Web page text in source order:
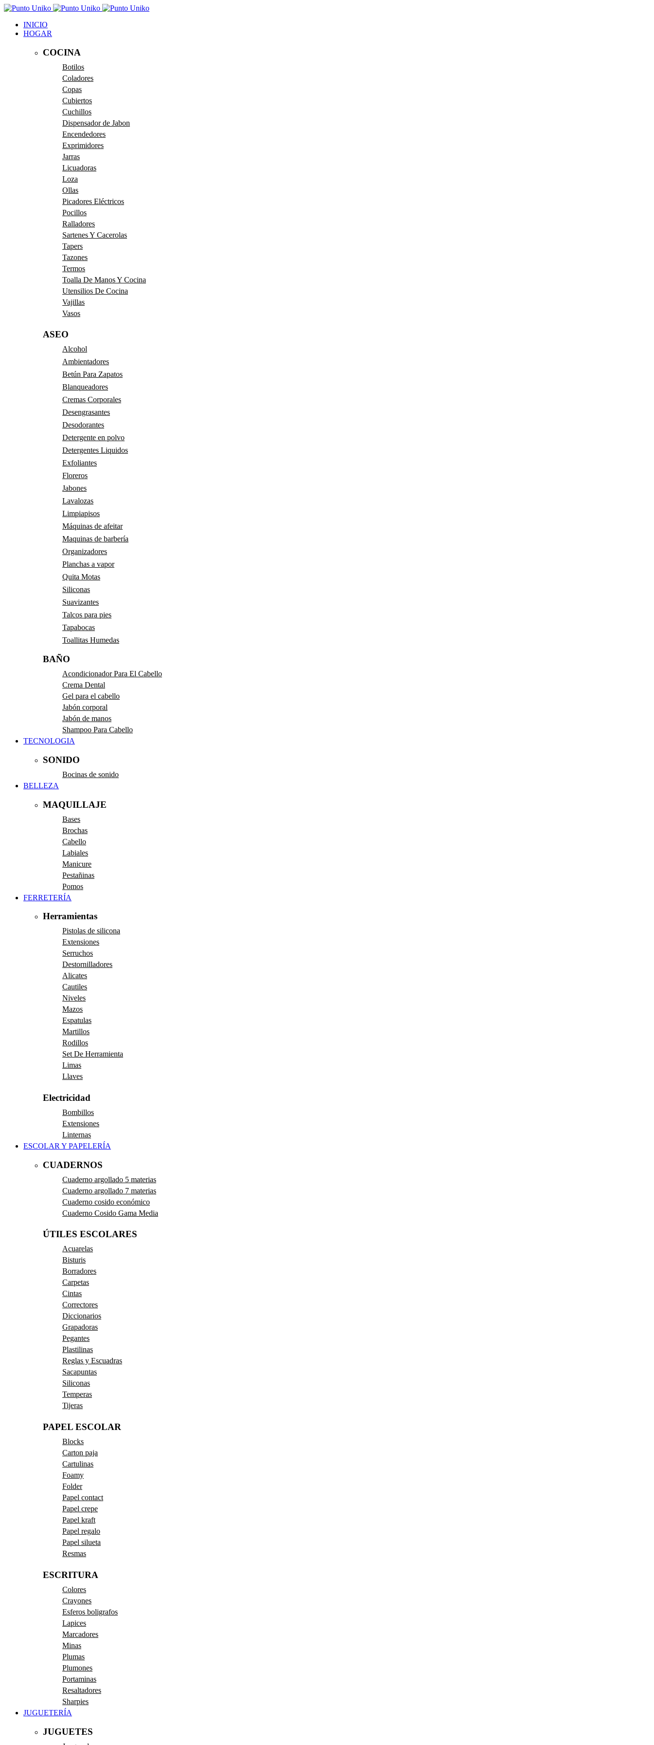
INICIO
HOGAR
COCINA
Botilos
Coladores
Copas
Cubiertos
Cuchillos
Dispensador de Jabon
Encendedores
Exprimidores
Jarras
Licuadoras
Loza
Ollas
Picadores Eléctricos
Pocillos
Ralladores
Sartenes Y Cacerolas
Tapers
Tazones
Termos
Toalla De Manos Y Cocina
Utensilios De Cocina
Vajillas
Vasos
ASEO
Alcohol
Ambientadores
Betún Para Zapatos
Blanqueadores
Cremas Corporales
Desengrasantes
Desodorantes
Detergente en polvo
Detergentes Liquidos
Exfoliantes
Floreros
Jabones
Lavalozas
Limpiapisos
Máquinas de afeitar
Maquinas de barbería
Organizadores
Planchas a vapor
Quita Motas
Siliconas
Suavizantes
Talcos para pies
Tapabocas
Toallitas Humedas
BAÑO
Acondicionador Para El Cabello
Crema Dental
Gel para el cabello
Jabón corporal
Jabón de manos
Shampoo Para Cabello
TECNOLOGIA
SONIDO
Bocinas de sonido
BELLEZA
MAQUILLAJE
Bases
Brochas
Cabello
Labiales
Manicure
Pestañinas
Pomos
FERRETERÍA
Herramientas
Pistolas de silicona
Extensiones
Serruchos
Destornilladores
Alicates
Cautiles
Niveles
Mazos
Espatulas
Martillos
Rodillos
Set De Herramienta
Limas
Llaves
Electricidad
Bombillos
Extensiones
Linternas
ESCOLAR Y PAPELERÍA
CUADERNOS
Cuaderno argollado 5 materias
Cuaderno argollado 7 materias
Cuaderno cosido económico
Cuaderno Cosido Gama Media
ÚTILES ESCOLARES
Acuarelas
Bisturis
Borradores
Carpetas
Cintas
Correctores
Diccionarios
Grapadoras
Pegantes
Plastilinas
Reglas y Escuadras
Sacapuntas
Siliconas
Temperas
Tijeras
PAPEL ESCOLAR
Blocks
Carton paja
Cartulinas
Foamy
Folder
Papel contact
Papel crepe
Papel kraft
Papel regalo
Papel silueta
Resmas
ESCRITURA
Colores
Crayones
Esferos boligrafos
Lapices
Marcadores
Minas
Plumas
Plumones
Portaminas
Resaltadores
Sharpies
JUGUETERÍA
JUGUETES